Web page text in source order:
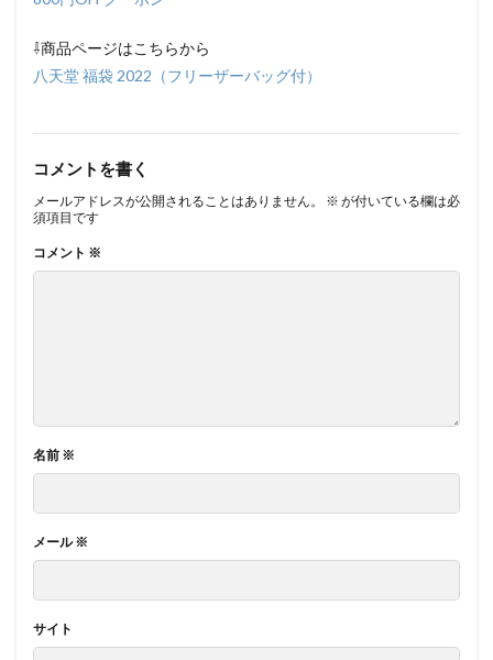
⇩商品ページはこちらから
八天堂 福袋 2022（フリーザーバッグ付）
コメントを書く
メールアドレスが公開されることはありません。 ※ が付いている欄は必
須項目です
コメント ※
名前 ※
メール※
サイト